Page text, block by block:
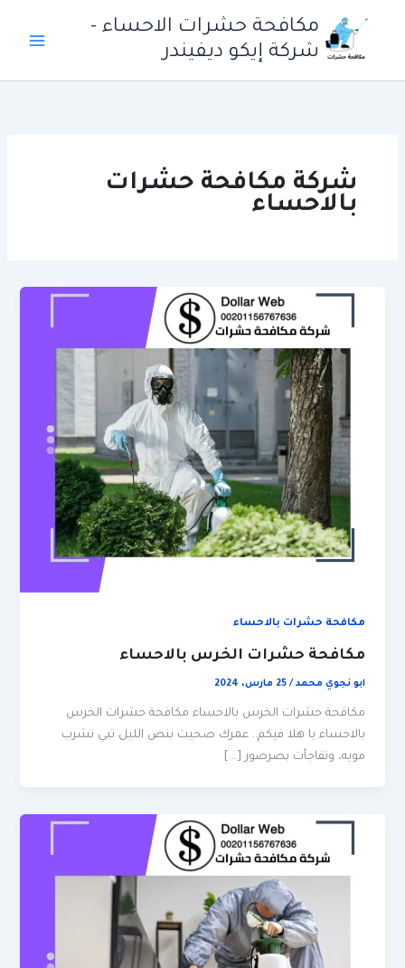
المحتوى
مكافحة حشرات الاحساء -
شركة إيكو ديفيندر
شركة مكافحة حشرات
بالاحساء
مكافحة حشرات بالاحساء
مكافحة حشرات الخرس بالاحساء
ابو نجوي محمد/25 مارس، 2024
مكافحة حشرات الخرس بالاحساء مكافحة حشرات الخرس
بالاحساء يا هلا فيكم.. عمرك صحيت بنص الليل تبي تشرب
مويه، وتفاجأت بصرصور […]